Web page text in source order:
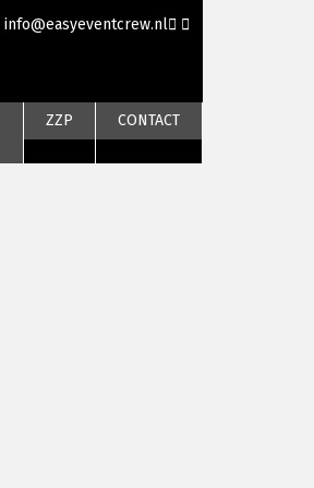
info@easyeventcrew.nl
ZZP CONTACT